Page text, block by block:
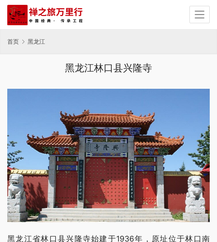
首页 黑龙江
黑龙江林口县兴隆寺
黑龙江省林口县兴隆寺始建于1936年，原址位于林口南